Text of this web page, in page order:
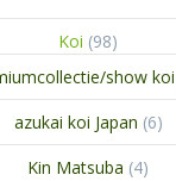
Koi 9898
show koi
azukai koi Japan 66
Kin Matsuba 44